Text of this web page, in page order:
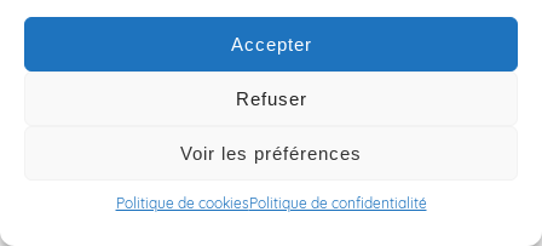
Accepter
Refuser
Voir les préférences
Politique de cookiesPolitique de confidentialité
porté par notre consultante Karine CHEVER, sélectionné dans
le cadre de notre appel à projets collaborateurs.
🤝 MAIN’TENIR, c’est […]
En savoir plus